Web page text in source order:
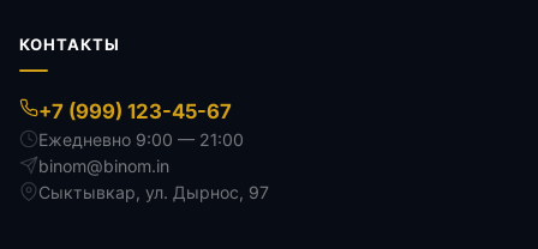
КОНТАКТЫ
+7 (999) 123-45-67
Ежедневно 9:00 — 21:00
binom@binom.in
Сыктывкар, ул. Дырнос, 97